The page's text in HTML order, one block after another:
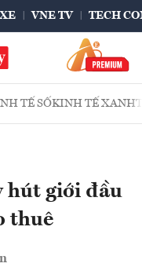
XE VNE TV TECH
TẾ SỐKINH TẾ XANH
hút giới đầu
thuê